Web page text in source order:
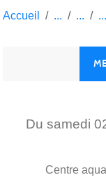
Accueil
Du samedi
Centre